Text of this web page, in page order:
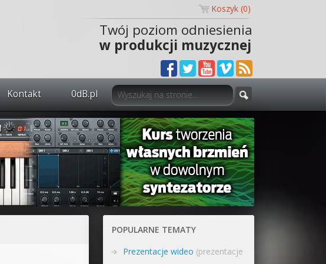
Koszyk (0)
Twój poziom odniesienia
w produkcji muzycznej
Kontakt 0dB.pl
0dB.pl - informacje
Newsletter
Materiały dla mediów
Archiwum aktualności
POPULARNE TEMATY
Prezentacje wideo (prezentacje